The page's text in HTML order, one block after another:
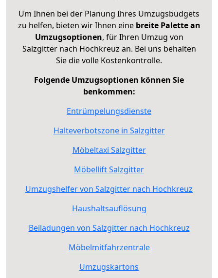
Um Ihnen bei der Planung Ihres Umzugsbudgets
zu helfen, bieten wir Ihnen eine breite Palette an
Umzugsoptionen, für Ihren Umzug von
Salzgitter nach Hochkreuz an. Bei uns behalten
Sie die volle Kostenkontrolle.
Folgende Umzugsoptionen können Sie
benkommen:
Entrümpelungsdienste
Halteverbotszone in Salzgitter
Möbeltaxi Salzgitter
Möbellift Salzgitter
Umzugshelfer von Salzgitter nach Hochkreuz
Haushaltsauflösung
Beiladungen von Salzgitter nach Hochkreuz
Möbelmitfahrzentrale
Umzugskartons